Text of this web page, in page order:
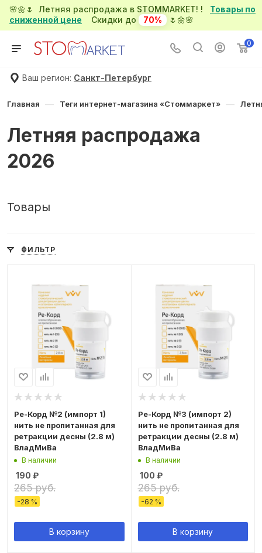
🌸🌼🌷 Летняя распродажа в STOMMARKET! ! Товары по
сниженной цене Скидки до 70% 🌷🌼🌸
0
Ваш регион: Санкт-Петербург
Главная — Теги интернет-магазина «Стоммаркет» —
Летняя распродажа
2026
Товары
ФИЛЬТР
Ре-Корд №2 (импорт 1)
нить не пропитанная для
ретракции десны (2.8 м)
ВладМиВа
В наличии
190 ₽
265 руб.
-28 %
В корзину
Ре-Корд №3 (импорт 2)
нить не пропитанная для
ретракции десны (2.8 м)
ВладМиВа
В наличии
100 ₽
265 руб.
-62 %
В корзину